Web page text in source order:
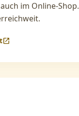
im Online-Shop.
open_in_new